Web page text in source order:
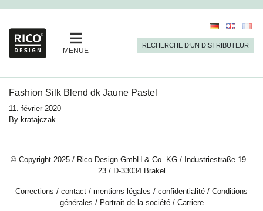
MENUE
RECHERCHE D’UN DISTRIBUTEUR
Fashion Silk Blend dk Jaune Pastel
11. février 2020
By kratajczak
© Copyright 2025 / Rico Design GmbH & Co. KG / Industriestraße 19 –
23 / D-33034 Brakel
Corrections / contact / mentions légales / confidentialité / Conditions
générales / Portrait de la société/ Carriere